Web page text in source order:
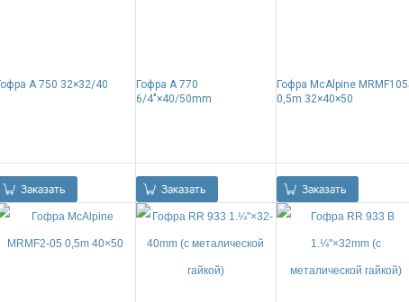
A 750 32×32/40
Заказать
Гофра A 770
6/4"×40/50mm
Заказать
Гофра McAlpine
0,5m 32×40×50
Заказать